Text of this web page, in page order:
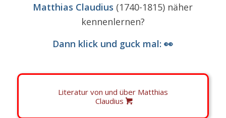
Matthias Claudius (1740-1815) näher
kennenlernen?
Dann klick und guck mal: 👀
Literatur von und über Matthias
Claudius